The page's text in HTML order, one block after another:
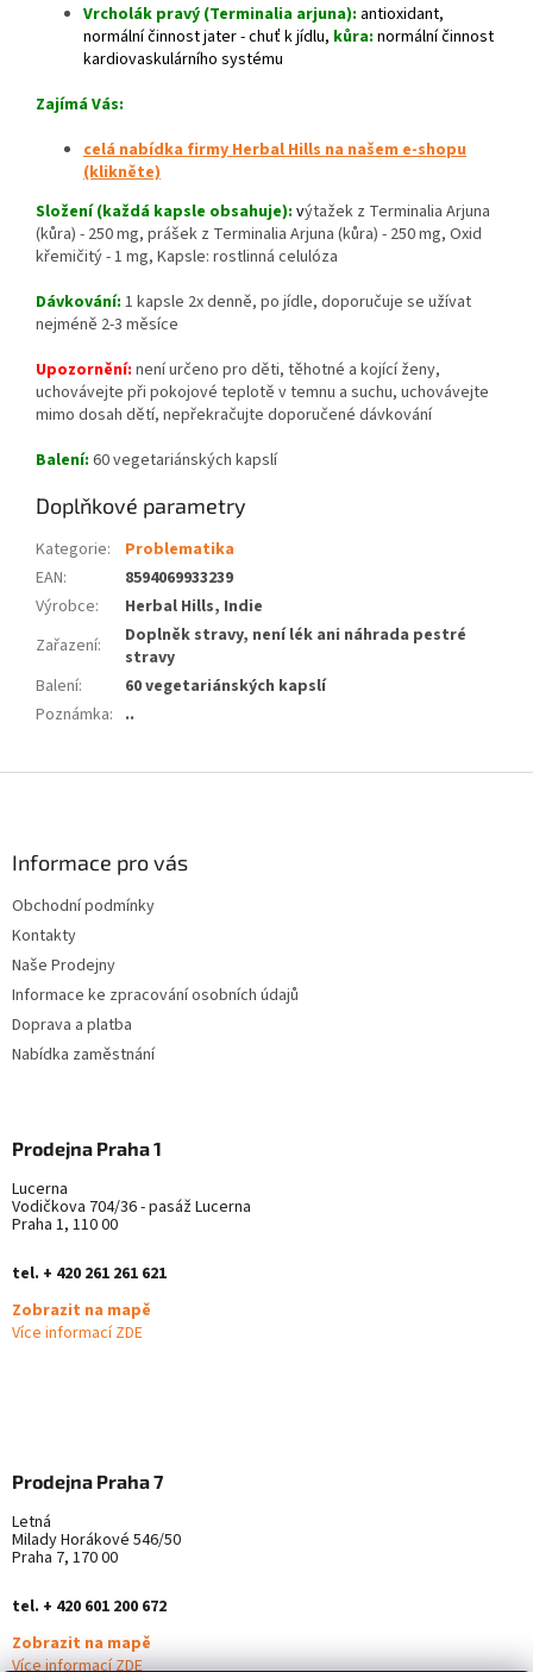
Vrcholák pravý (Terminalia arjuna): antioxidant,
normální činnost jater - chuť k jídlu, kůra: normální činnost
kardiovaskulárního systému
Zajímá Vás:
celá nabídka firmy Herbal Hills na našem e-shopu
(klikněte)
Složení(každá kapsle obsahuje): výtažek z Terminalia Arjuna
(kůra) - 250 mg, prášek z Terminalia Arjuna (kůra) - 250 mg, Oxid
křemičitý - 1 mg, Kapsle: rostlinná celulóza
Dávkování: 1 kapsle 2x denně, po jídle, doporučuje se užívat
nejméně 2-3 měsíce
Upozornění: není určeno pro děti, těhotné a kojící ženy,
uchovávejte při pokojové teplotě v temnu a suchu, uchovávejte
mimo dosah dětí, nepřekračujte doporučené dávkování
Balení: 60 vegetariánských kapslí
Doplňkové parametry
Kategorie:
Problematika
EAN:
8594069933239
Výrobce:
Herbal Hills, Indie
Zařazení:
Doplněk stravy, není lék ani náhrada pestré
stravy
Balení:
60 vegetariánských kapslí
Poznámka: ..
Informace pro vás
Obchodní podmínky
Kontakty
Naše Prodejny
Informace ke zpracování osobních údajů
Doprava a platba
Nabídka zaměstnání
Prodejna Praha 1
Lucerna
Vodičkova 704/36 - pasáž Lucerna
Praha 1, 110 00
tel. + 420 261 261 621
Zobrazit na mapě
Více informací ZDE
Prodejna Praha 7
Letná
Milady Horákové 546/50
Praha 7, 170 00
tel. + 420 601 200 672
Zobrazit na mapě
Více informací ZDE